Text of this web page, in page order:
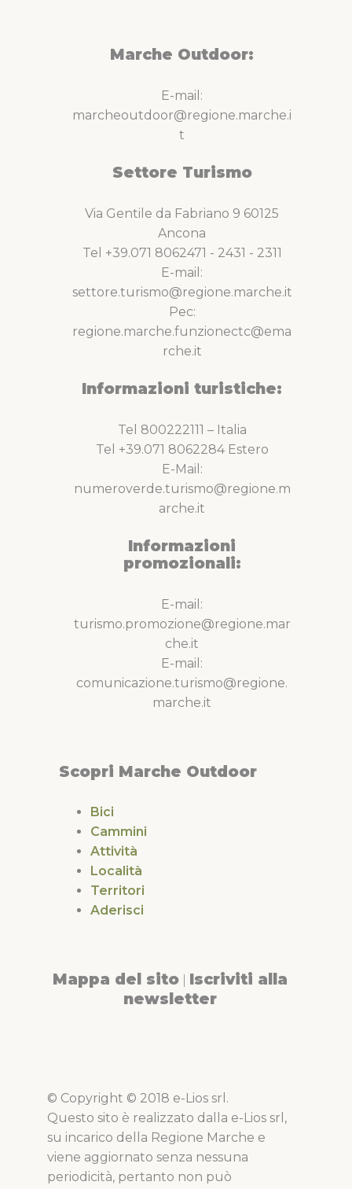
Marche Outdoor:
E-mail:
marcheoutdoor@regione.marche.i
t
Settore Turismo
Via Gentile da Fabriano 9 60125
Ancona
Tel +39.071 8062471 - 2431 - 2311
E-mail:
settore.turismo@regione.marche.it
Pec:
regione.marche.funzionectc@ema
rche.it
Informazioni turistiche:
Tel 800222111 – Italia
Tel +39.071 8062284 Estero
E-Mail:
numeroverde.turismo@regione.m
arche.it
Informazioni
promozionali:
E-mail:
turismo.promozione@regione.mar
che.it
E-mail:
comunicazione.turismo@regione.
marche.it
Scopri Marche Outdoor
Bici
Cammini
Attività
Località
Territori
Aderisci
Mappa del sito Iscriviti alla
newsletter
© Copyright © 2018 e-Lios srl.
Questo sito è realizzato dalla e-Lios srl,
su incarico della Regione Marche e
viene aggiornato senza nessuna
periodicità, pertanto non può